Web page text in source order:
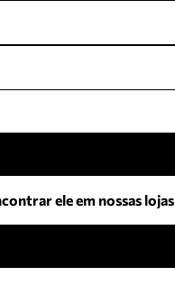
ele em nossas lojas